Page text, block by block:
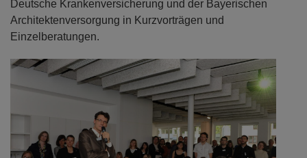
Deutsche Krankenversicherung und der Bayerischen
Architektenversorgung in Kurzvorträgen und
Einzelberatungen.
Previous Next